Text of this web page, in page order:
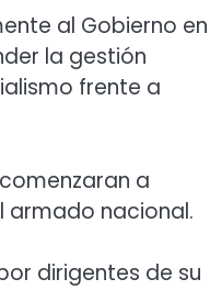
al Gobierno en
la gestión
frente a
a
armado nacional.
dirigentes de su